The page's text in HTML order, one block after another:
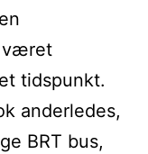
været
tidspunkt.
anderledes,
BRT bus,